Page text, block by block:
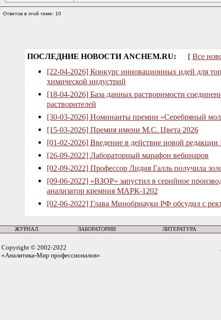
Ответов в этой теме: 10
ПОСЛЕДНИЕ НОВОСТИ ANCHEM.RU: [ Все
[22-04-2026] Конкурс инновационных идей для
химической индустрий
[18-04-2026] База данных растворимости
растворителей
[30-03-2026] Номинанты премии «Серебряный
[15-03-2026] Премия имени М.С. Цвета 2026
[01-02-2026] Введение в действие новой
[26-09-2022] Лабораторный марафон вебинаров
[02-09-2022] Профессор Лидия Галль получила
[09-06-2022] «ВЗОР» запустил в серийное
анализатор кремния МАРК-1202
[02-06-2022] Глава Минобрнауки РФ обсудил с
ЖУРНАЛ ЛАБОРАТОРИИ ЛИТЕРАТУРА
Copyright © 2002-2022
«Аналитика-Мир профессионалов»